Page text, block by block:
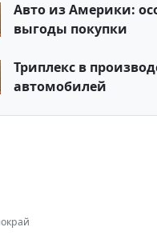
Авто из Америки:
выгоды покупки
Триплекс в
автомобилей